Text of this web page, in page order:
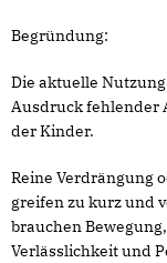
Begründung:
Die aktuelle
Ausdruck fehlender
der Kinder.
Reine Verdrängung
greifen zu kurz und
brauchen
Verlässlichkeit und